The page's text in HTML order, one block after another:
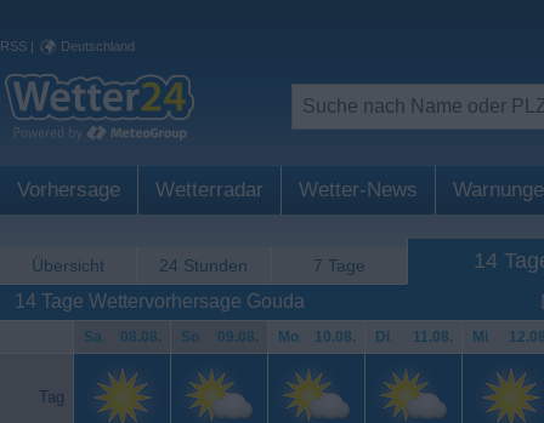
RSS | Deutschland
Vorhersage Wetterradar Wetter-News
Übersicht 24 Stunden 7 Tage 14
14 Tage Wettervorhersage Gouda
Sa. 08.08. So. 09.08. Mo. 10.08. Di. 11.08. Mi.
Tag